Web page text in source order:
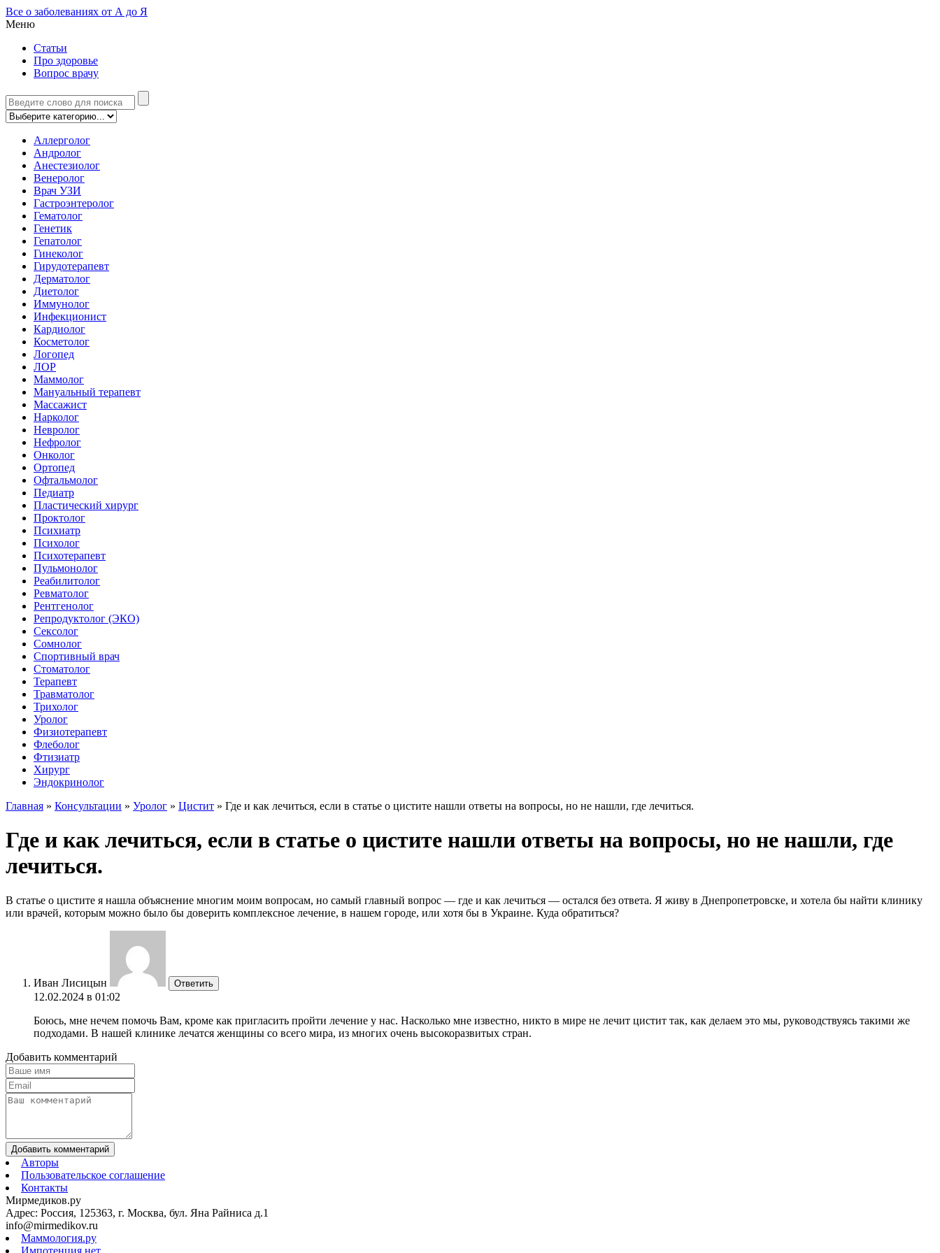
Все о заболеваниях от А до Я
Меню
Статьи
Про здоровье
Вопрос врачу
Аллерголог
Андролог
Анестезиолог
Венеролог
Врач УЗИ
Гастроэнтеролог
Гематолог
Генетик
Гепатолог
Гинеколог
Гирудотерапевт
Дерматолог
Диетолог
Иммунолог
Инфекционист
Кардиолог
Косметолог
Логопед
ЛОР
Маммолог
Мануальный терапевт
Массажист
Нарколог
Невролог
Нефролог
Онколог
Ортопед
Офтальмолог
Педиатр
Пластический хирург
Проктолог
Психиатр
Психолог
Психотерапевт
Пульмонолог
Реабилитолог
Ревматолог
Рентгенолог
Репродуктолог (ЭКО)
Сексолог
Сомнолог
Спортивный врач
Стоматолог
Терапевт
Травматолог
Трихолог
Уролог
Физиотерапевт
Флеболог
Фтизиатр
Хирург
Эндокринолог
Главная » Консультации » Уролог » Цистит » Где и как лечиться, если в статье о цистите нашли ответы на вопросы, но не нашли, где лечиться.
Где и как лечиться, если в статье о цистите нашли ответы на вопросы, но не нашли, где
лечиться.
В статье о цистите я нашла объяснение многим моим вопросам, но самый главный вопрос — где и как лечиться — остался без ответа. Я живу в Днепропетровске, и хотела бы найти клинику
или врачей, которым можно было бы доверить комплексное лечение, в нашем городе, или хотя бы в Украине. Куда обратиться?
Иван Лисицын Ответить
12.02.2024 в 01:02
Боюсь, мне нечем помочь Вам, кроме как пригласить пройти лечение у нас. Насколько мне известно, никто в мире не лечит цистит так, как делаем это мы, руководствуясь такими же
подходами. В нашей клинике лечатся женщины со всего мира, из многих очень высокоразвитых стран.
Добавить комментарий
Добавить комментарий
Авторы
Пользовательское соглашение
Контакты
Мирмедиков.ру
Адрес: Россия, 125363, г. Москва, бул. Яна Райниса д.1
info@mirmedikov.ru
Маммология.ру
Импотенция.нет